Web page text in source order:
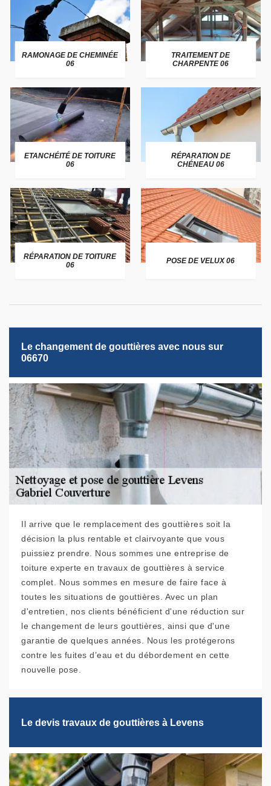
RAMONAGE DE CHEMINÉE
06
TRAITEMENT DE
CHARPENTE 06
ETANCHÉITÉ DE TOITURE
06
RÉPARATION DE
CHÉNEAU 06
RÉPARATION DE TOITURE
06
POSE DE VELUX 06
Le changement de gouttières avec nous sur
06670
Il arrive que le remplacement des gouttières soit la
décision la plus rentable et clairvoyante que vous
puissiez prendre. Nous sommes une entreprise de
toiture experte en travaux de gouttières à service
complet. Nous sommes en mesure de faire face à
toutes les situations de gouttières. Avec un plan
d'entretien, nos clients bénéficient d'une réduction sur
le changement de leurs gouttières, ainsi que d'une
garantie de quelques années. Nous les protégerons
contre les fuites d’eau et du débordement en cette
nouvelle pose.
Le devis travaux de gouttières à Levens